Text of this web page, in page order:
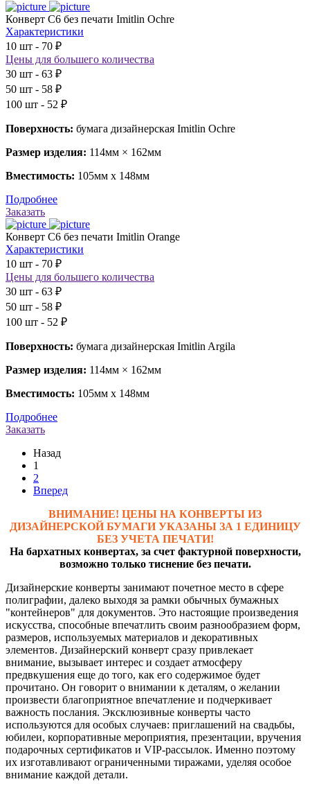
Конверт С6 без печати Imitlin Ochre
Характеристики
10 шт - 70 ₽
Цены для большего количества
30 шт - 63 ₽
50 шт - 58 ₽
100 шт - 52 ₽
Поверхность: бумага дизайнерская Imitlin Ochre
Размер изделия: 114мм × 162мм
Вместимость: 105мм х 148мм
Подробнее
Заказать
Конверт С6 без печати Imitlin Orange
Характеристики
10 шт - 70 ₽
Цены для большего количества
30 шт - 63 ₽
50 шт - 58 ₽
100 шт - 52 ₽
Поверхность: бумага дизайнерская Imitlin Argila
Размер изделия: 114мм × 162мм
Вместимость: 105мм х 148мм
Подробнее
Заказать
Назад
1
2
Вперед
ВНИМАНИЕ! ЦЕНЫ НА КОНВЕРТЫ ИЗ
ДИЗАЙНЕРСКОЙ БУМАГИ УКАЗАНЫ ЗА 1 ЕДИНИЦУ
БЕЗ УЧЕТА ПЕЧАТИ!
На бархатных конвертах, за счет фактурной поверхности,
возможно только тиснение без печати.
Дизайнерские конверты занимают почетное место в сфере
полиграфии, далеко выходя за рамки обычных бумажных
"контейнеров" для документов. Это настоящие произведения
искусства, способные впечатлить своим разнообразием форм,
размеров, используемых материалов и декоративных
элементов. Дизайнерский конверт сразу привлекает
внимание, вызывает интерес и создает атмосферу
предвкушения еще до того, как его содержимое будет
прочитано. Он говорит о внимании к деталям, о желании
произвести благоприятное впечатление и подчеркивает
важность послания. Эксклюзивные конверты часто
используются для особых случаев: приглашений на свадьбы,
юбилеи, корпоративные мероприятия, презентации, вручения
подарочных сертификатов и VIP-рассылок. Именно поэтому
их изготавливают ограниченными тиражами, уделяя особое
внимание каждой детали.